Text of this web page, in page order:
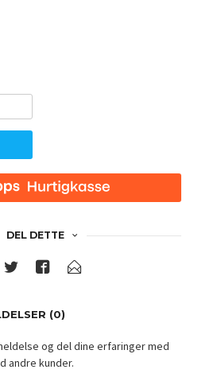
DEL DETTE
(0)
og del dine erfaringer med
andre kunder.